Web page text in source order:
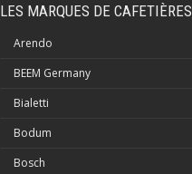
LES MARQUES DE CAFETIÈRES
Arendo
BEEM Germany
Bialetti
Bodum
Bosch